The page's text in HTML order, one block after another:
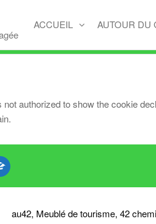
ACCUEIL AUTOUR DU
authorized to show the cookie
au42, Meublé de tourisme, 42